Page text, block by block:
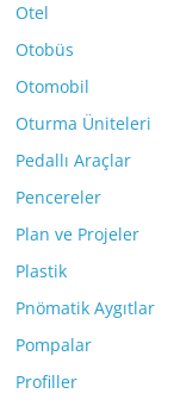
Otel
Otobüs
Otomobil
Oturma Üniteleri
Pedallı Araçlar
Pencereler
Plan ve Projeler
Plastik
Pnömatik Aygıtlar
Pompalar
Profiller